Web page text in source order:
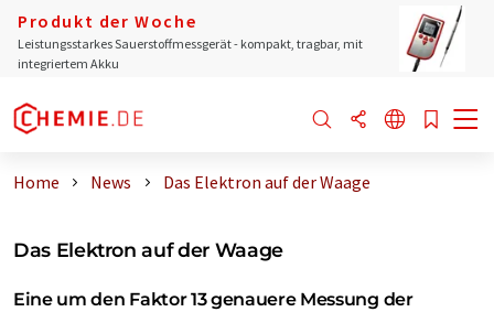
Produkt der Woche
Leistungsstarkes Sauerstoffmessgerät - kompakt, tragbar, mit
integriertem Akku
Home News Das Elektron auf der Waage
Das Elektron auf der Waage
Eine um den Faktor 13 genauere Messung der